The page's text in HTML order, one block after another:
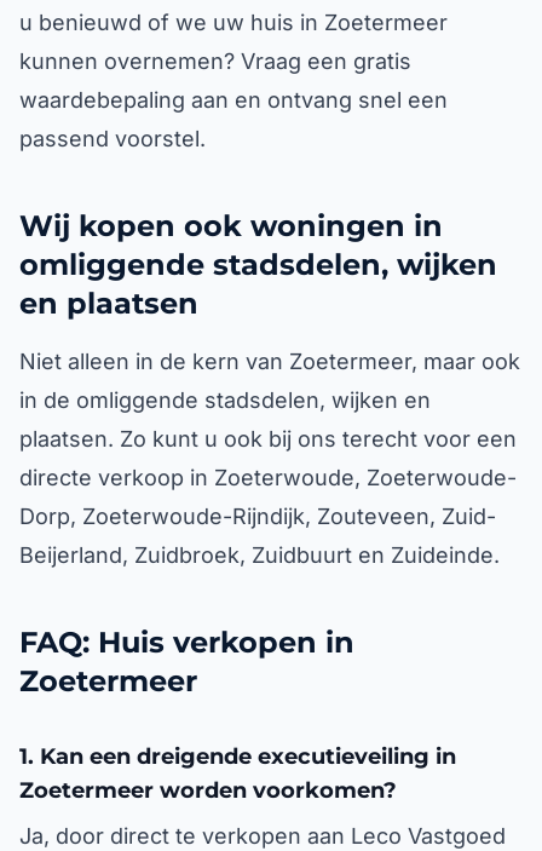
u benieuwd of we uw huis in Zoetermeer
kunnen overnemen? Vraag een gratis
waardebepaling aan en ontvang snel een
passend voorstel.
Wij kopen ook woningen in
omliggende stadsdelen, wijken
en plaatsen
Niet alleen in de kern van Zoetermeer, maar ook
in de omliggende stadsdelen, wijken en
plaatsen. Zo kunt u ook bij ons terecht voor een
directe verkoop in Zoeterwoude, Zoeterwoude-
Dorp, Zoeterwoude-Rijndijk, Zouteveen, Zuid-
Beijerland, Zuidbroek, Zuidbuurt en Zuideinde.
FAQ: Huis verkopen in
Zoetermeer
1. Kan een dreigende executieveiling in
Zoetermeer worden voorkomen?
Ja, door direct te verkopen aan Leco Vastgoed